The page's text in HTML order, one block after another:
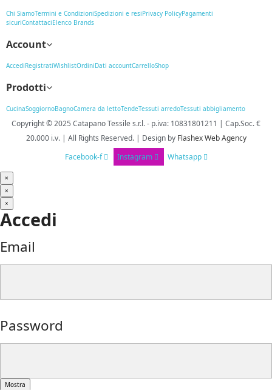
Chi SiamoTermini e CondizioniSpedizioni e resiPrivacy PolicyPagamenti
sicuriContattaciElenco Brands
Account
AccediRegistratiWishlistOrdiniDati accountCarrelloShop
Prodotti
CucinaSoggiornoBagnoCamera da lettoTendeTessuti arredoTessuti abbigliamento
Copyright © 2025 Catapano Tessile s.r.l.- p.iva: 10831801211 | Cap.Soc. €
20.000 i.v. | All Rights Reserved. | Designby Flashex Web Agency
Facebook-f
Instagram Whatsapp
×
×
×
Accedi
Email
Password
Mostra